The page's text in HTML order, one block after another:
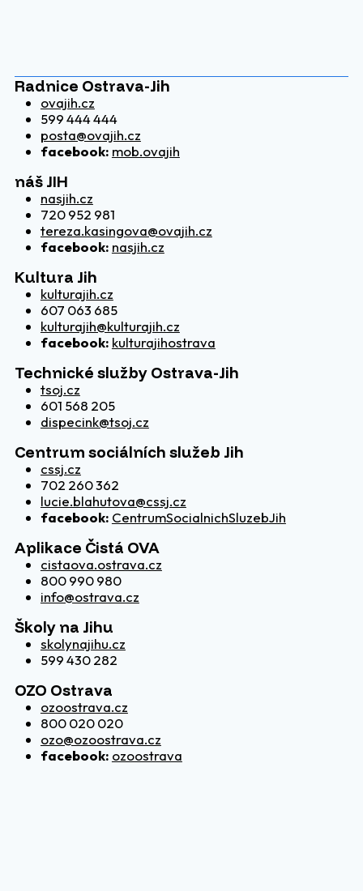
Radnice Ostrava-Jih
ovajih.cz
599 444 444
posta@ovajih.cz
facebook: mob.ovajih
náš JIH
nasjih.cz
720 952 981
tereza.kasingova@ovajih.cz
facebook: nasjih.cz
Kultura Jih
kulturajih.cz
607 063 685
kulturajih@kulturajih.cz
facebook: kulturajihostrava
Technické služby Ostrava-Jih
tsoj.cz
601 568 205
dispecink@tsoj.cz
Centrum sociálních služeb Jih
cssj.cz
702 260 362
lucie.blahutova@cssj.cz
facebook: CentrumSocialnichSluzebJih
Aplikace Čistá OVA
cistaova.ostrava.cz
800 990 980
info@ostrava.cz
Školy na Jihu
skolynajihu.cz
599 430 282
OZO Ostrava
ozoostrava.cz
800 020 020
ozo@ozoostrava.cz
facebook: ozoostrava